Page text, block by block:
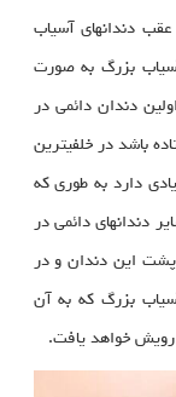
که در سن 6 سالگی در عقب دندان‏های آسیاب
3 عدد دندان آسیاب بزرگ به صورت
دندان دائمی در
باشد در خلفی‏ترین
دارد به طوری که
دندان‏های دائمی در
این دندان و در
آسیاب بزرگ که به آن